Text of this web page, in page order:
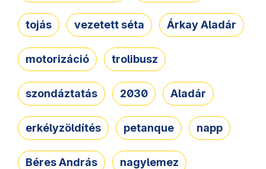
tojás vezetett séta Árkay Aladár
motorizáció trolibusz
szondáztatás 2030 Aladár
erkélyzöldítés petanque napp
Béres András nagylemez